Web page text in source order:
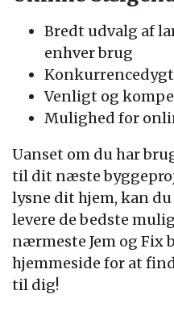
Bredt udvalg af
enhver brug
Venligt og
Mulighed for
Uanset om du har
til dit næste
lysne dit hjem, kan
levere de bedste
nærmeste Jem og Fix
hjemmeside for at
til dig!